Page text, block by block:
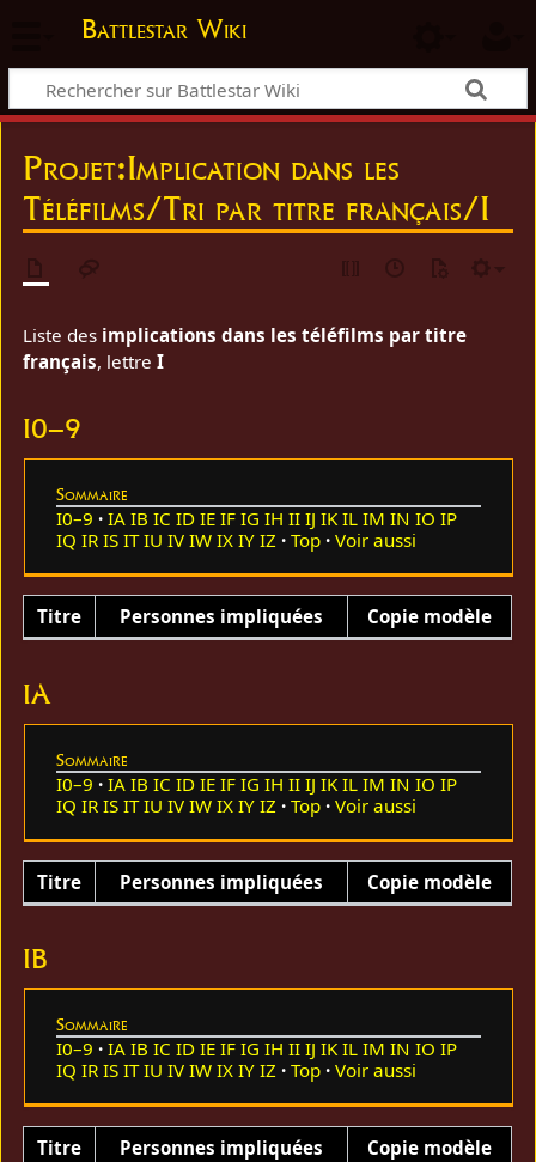
Battlestar Wiki
Projet:Implication dans les
Téléfilms/Tri par titre français/I
Liste des implications dans les téléfilms par titre
français, lettreI
I0–9
Sommaire
I0–9 IA IB IC ID IE IF IG IH II IJ IK IL IM IN IO IP
IQ IR IS IT IU IV IW IX IY IZ Top Voir aussi
Titre Personnes impliquées Copie modèle
IA
Sommaire
I0–9 IA IB IC ID IE IF IG IH II IJ IK IL IM IN IO IP
IQ IR IS IT IU IV IW IX IY IZ Top Voir aussi
Titre Personnes impliquées Copie modèle
IB
Sommaire
I0–9 IA IB IC ID IE IF IG IH II IJ IK IL IM IN IO IP
IQ IR IS IT IU IV IW IX IY IZ Top Voir aussi
Titre Personnes impliquées Copie modèle